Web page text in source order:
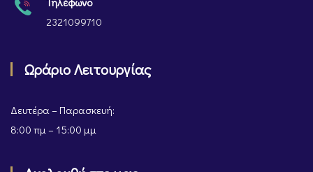
2321099710
Ωράριο Λειτουργίας
Δευτέρα – Παρασκευή:
8:00 πμ – 15:00 μμ